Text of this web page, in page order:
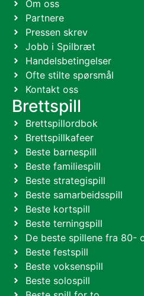
Om oss
Partnere
Pressen skrev
Jobb i Spilbræt
Handelsbetingelser
Ofte stilte spørsmål
Kontakt oss
Brettspill
Brettspillordbok
Brettspillkafeer
Beste barnespill
Beste familiespill
Beste strategispill
Beste samarbeidsspill
Beste kortspill
Beste terningspill
De beste spillene fra 80-
Beste festspill
Beste voksenspill
Beste solospill